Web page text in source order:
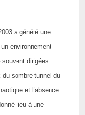
a généré une
environnement
dirigées
du sombre tunnel du
et l’absence
lieu à une